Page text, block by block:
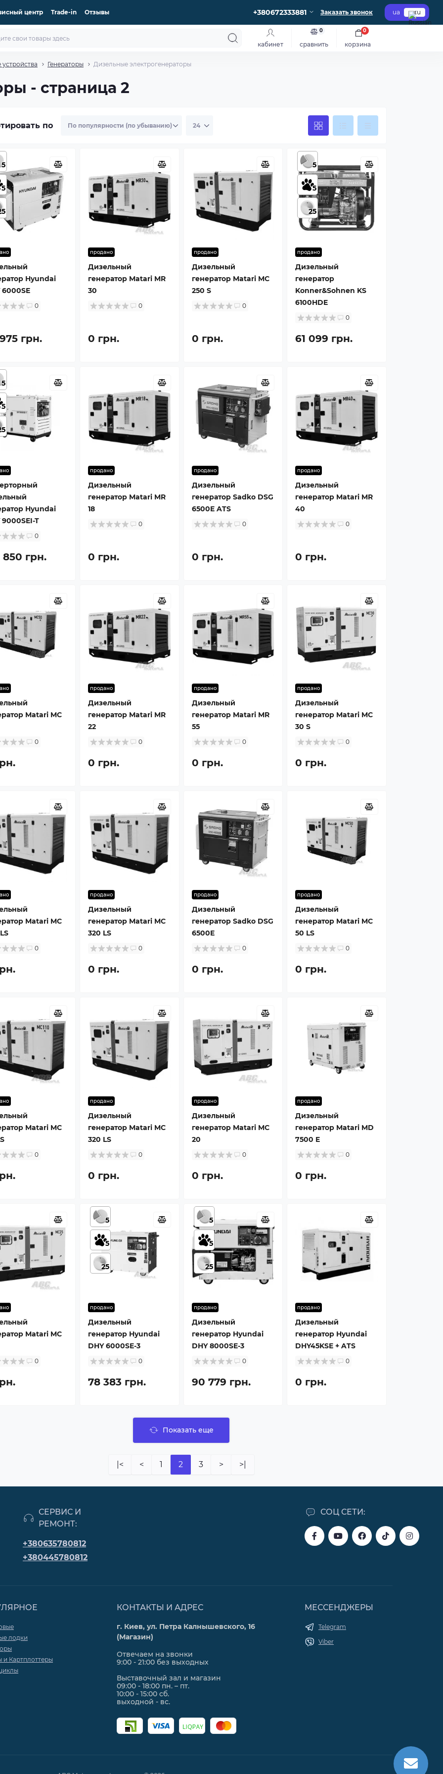
центр Trade-in Отзывы +380672333881 Заказать звонок ua ru
кабинет сравнить
0
корзина
0
Генераторы Дизельные электрогенераторы
- страница 2
по
Hyundai
6000SE
5
5
0
грн.
продано
Дизельный
генератор Matari MR
30
0
0 грн.
продано
Дизельный
генератор Matari MC
250 S
0
0 грн.
продано
Дизельный
генератор
Konner&Sohnen KS
6100HDE
5
5
25
0
61 099 грн.
Hyundai
9000SEI-T
5
5
0
850 грн.
продано
Дизельный
генератор Matari MR
18
0
0 грн.
продано
Дизельный
генератор Sadko DSG
6500E ATS
0
0 грн.
продано
Дизельный
генератор Matari MR
40
0
0 грн.
Matari MC
0
продано
Дизельный
генератор Matari MR
22
0
0 грн.
продано
Дизельный
генератор Matari MR
55
0
0 грн.
продано
Дизельный
генератор Matari MC
30 S
0
0 грн.
Matari MC
0
продано
Дизельный
генератор Matari MC
320 LS
0
0 грн.
продано
Дизельный
генератор Sadko DSG
6500E
0
0 грн.
продано
Дизельный
генератор Matari MC
50 LS
0
0 грн.
Matari MC
0
продано
Дизельный
генератор Matari MC
320 LS
0
0 грн.
продано
Дизельный
генератор Matari MC
20
0
0 грн.
продано
Дизельный
генератор Matari MD
7500 E
0
0 грн.
Matari MC
0
продано
Дизельный
генератор Hyundai
DHY 6000SE-3
5
5
25
0
78 383 грн.
продано
Дизельный
генератор Hyundai
DHY 8000SE-3
5
5
25
0
90 779 грн.
продано
Дизельный
генератор Hyundai
DHY45KSE + ATS
0
0 грн.
Показать еще
|< < 1 2 3 > >|
СЕРВИС И
РЕМОНТ:
+380635780812
+380445780812
СОЦ СЕТИ:
лодки
и Картплоттеры
КОНТАКТЫ И АДРЕС
г. Киев, ул. Петра Калнышевского, 16
(Магазин)
Отвечаем на звонки
9:00 - 21:00 без выходных
Выставочный зал и магазин
09:00 - 18:00 пн. – пт.
10:00 - 15:00 сб.
выходной - вс.
МЕССЕНДЖЕРЫ
Telegram
Viber